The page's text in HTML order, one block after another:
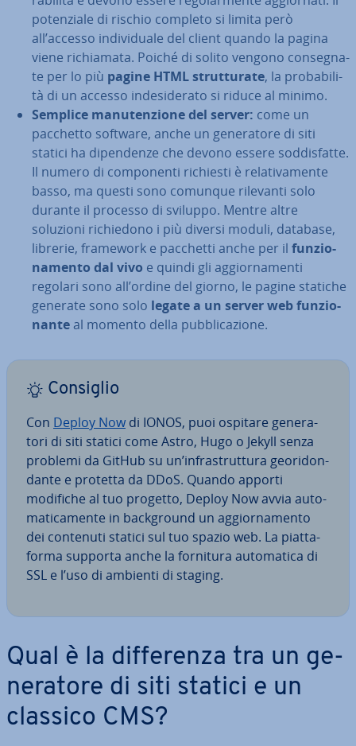
po­ten­zia­le di rischio completo si limita però
all’accesso in­di­vi­dua­le del client quando la pagina
viene ri­chia­ma­ta. Poiché di solito vengono con­se­gna­
te per lo più pagine HTML strut­tu­ra­te, la pro­ba­bi­li­
tà di un accesso in­de­si­de­ra­to si riduce al minimo.
Semplice ma­nu­ten­zio­ne del server: come un
pacchetto software, anche un ge­ne­ra­to­re di siti
statici ha di­pen­den­ze che devono essere sod­di­sfat­te.
Il numero di com­po­nen­ti richiesti è re­la­ti­va­men­te
basso, ma questi sono comunque rilevanti solo
durante il processo di sviluppo. Mentre altre
soluzioni ri­chie­do­no i più diversi moduli, database,
librerie, framework e pacchetti anche per il fun­zio­
na­men­to dal vivo e quindi gli ag­gior­na­men­ti
regolari sono all’ordine del giorno, le pagine statiche
generate sono solo legate a un server web fun­zio­
nan­teal momento della pub­bli­ca­zio­ne.
Consiglio
Con Deploy Now di IONOS, puoi ospitare ge­ne­ra­
to­ri di siti statici come Astro, Hugo o Jekyll senza
problemi da GitHub su un’in­fra­strut­tu­ra geo­ri­don­
dan­te e protetta da DDoS. Quando apporti
modifiche al tuo progetto, Deploy Now avvia au­to­
ma­ti­ca­men­te in back­ground un ag­gior­na­men­to
dei contenuti statici sul tuo spazio web. La piat­ta­
for­ma supporta anche la fornitura au­to­ma­ti­ca di
SSL e l’uso di ambienti di staging.
Qual è la dif­fe­ren­za tra un ge­
ne­ra­to­re di siti statici e un
classico CMS?